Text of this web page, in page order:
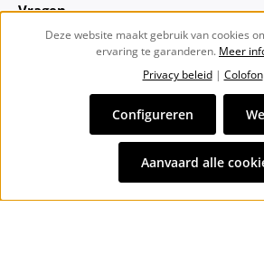
Vragen
Alle prijzen incl. btw plus
bezorgkosten, indien niet
Deze website maakt gebruik van cookies
ervaring te garanderen. Meer
Privacy beleid| Colofon
Configureren
Aanvaard alle